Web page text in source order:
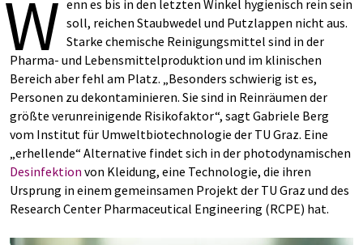
W enn es bis in den letzten Winkel hygienisch rein sein
soll, reichen Staubwedel und Putzlappen nicht aus.
Starke chemische Reinigungsmittel sind in der
Pharma- und Lebensmittelproduktion und im klinischen
Bereich aber fehl am Platz. „Besonders schwierig ist es,
Personen zu dekontaminieren. Sie sind in Reinräumen der
größte verunreinigende Risikofaktor“, sagt Gabriele Berg
vom Institut für Umweltbiotechnologie der TU Graz. Eine
„erhellende“ Alternative findet sich in der photodynamischen
Desinfektion von Kleidung, eine Technologie, die ihren
Ursprung in einem gemeinsamen Projekt der TU Graz und des
Research Center Pharmaceutical Engineering (RCPE) hat.